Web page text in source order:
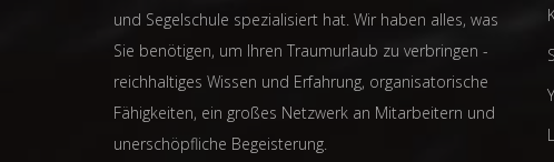
und Segelschule spezialisiert hat. Wir haben alles, was
Sie benötigen, um Ihren Traumurlaub zu verbringen -
reichhaltiges Wissen und Erfahrung, organisatorische
Fähigkeiten, ein großes Netzwerk an Mitarbeitern und
unerschöpfliche Begeisterung.